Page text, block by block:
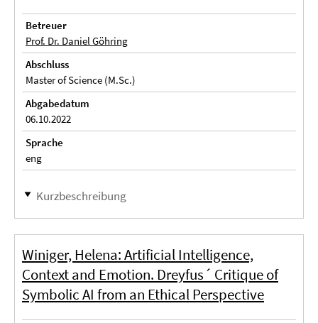
Betreuer
Prof. Dr. Daniel Göhring
Abschluss
Master of Science (M.Sc.)
Abgabedatum
06.10.2022
Sprache
eng
Kurzbeschreibung
Winiger, Helena: Artificial Intelligence,
Context and Emotion. Dreyfus´ Critique of
Symbolic AI from an Ethical Perspective